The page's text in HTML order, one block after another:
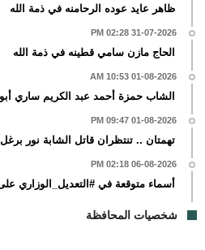
ظاهر عايد عوده الرحامنه في ذمة الله
31-07-2026 02:28 PM
الحاج مازن سامي قطينه في ذمة الله
01-08-2026 10:53 AM
الشاب حمزة أحمد عبد الكريم ساري
01-08-2026 09:47 PM
تهمتان .. تنتظران قاتل الشابة نور برغل
06-08-2026 02:18 PM
أسماء متوقعة في #التعديل_الوزاري
شخصيات المحافظة